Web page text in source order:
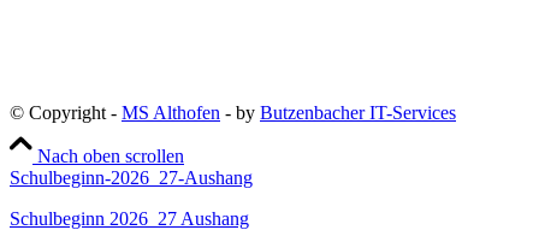
© Copyright - MS Althofen - by Butzenbacher IT-Services
Nach oben scrollen
Schulbeginn-2026_27-Aushang
Schulbeginn 2026_27 Aushang